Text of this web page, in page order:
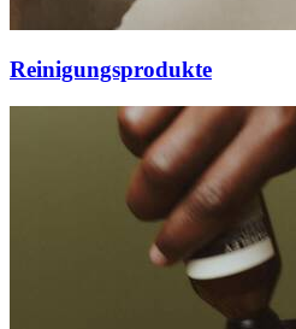
Reinigungsprodukte